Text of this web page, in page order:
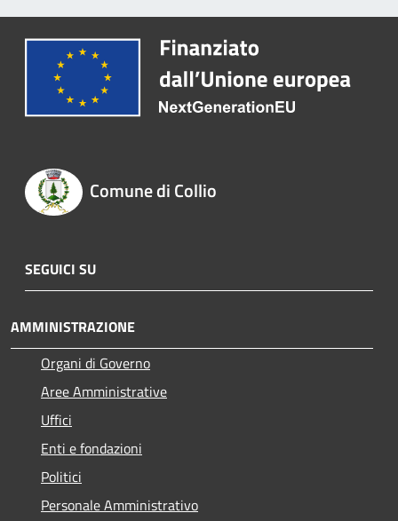
Comune di Collio
SEGUICI SU
AMMINISTRAZIONE
Organi di Governo
Aree Amministrative
Uffici
Enti e fondazioni
Politici
Personale Amministrativo